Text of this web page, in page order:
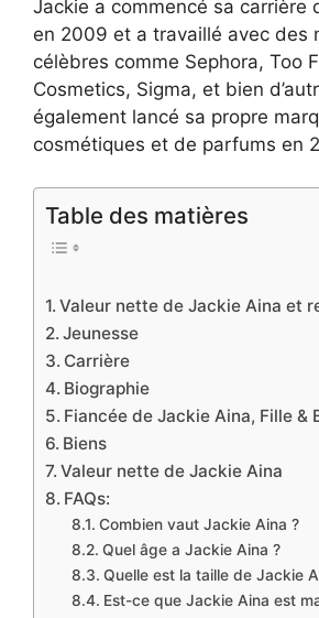
Jackie a commencé sa carrière
en 2009 et a travaillé avec des
célèbres comme Sephora, Too
Cosmetics, Sigma, et bien
également lancé sa propre
cosmétiques et de parfums en
Table des matières
Valeur nette de Jackie Aina et
Jeunesse
Carrière
Biographie
Fiancée de Jackie Aina, Fille &
Biens
Valeur nette de Jackie Aina
FAQs:
Combien vaut Jackie Aina ?
Quel âge a Jackie Aina ?
Quelle est la taille de Jackie
Est-ce que Jackie Aina est